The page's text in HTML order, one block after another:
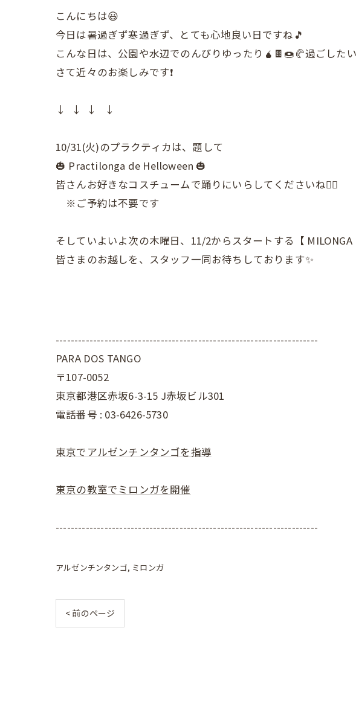
こんにちは😃
今日は暑過ぎず寒過ぎず、とても心地良い日ですね🎵
こんな日は、公園や水辺でのんびりゆったり🧉🍫🍩🥐過ごした
さて近々のお楽しみです❗️
↓ ↓ ↓ ↓
10/31(火)のプラクティカは、題して
🎃 Practilonga de Helloween 🎃
皆さんお好きなコスチュームで踊りにいらしてくださいね👍🏼
※ご予約は不要です
そしていよいよ次の木曜日、11/2からスタートする【 MILONGA
皆さまのお越しを、スタッフ一同お待ちしております✨
----------------------------------------------------------------------
PARA DOS TANGO
〒107-0052
東京都港区赤坂6-3-15 J赤坂ビル301
電話番号 : 03-6426-5730
東京でアルゼンチンタンゴを指導
東京の教室でミロンガを開催
----------------------------------------------------------------------
アルゼンチンタンゴ ミロンガ
< 前のページ